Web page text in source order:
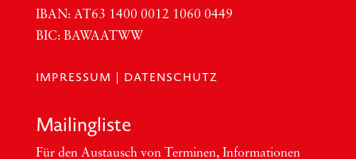
IBAN: AT63 1400 0012 1060 0449
BIC: BAWAATWW
IMPRESSUM | DATENSCHUTZ
Mai­ling­lis­te
Für den Aus­tausch von Ter­mi­nen, Infor­ma­tio­nen